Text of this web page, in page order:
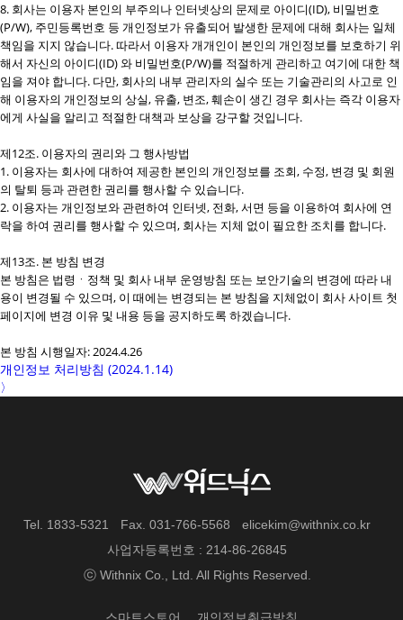
8. 회사는 이용자 본인의 부주의나 인터넷상의 문제로 아이디(ID), 비밀번호
(P/W), 주민등록번호 등 개인정보가 유출되어 발생한 문제에 대해 회사는 일체
책임을 지지 않습니다. 따라서 이용자 개개인이 본인의 개인정보를 보호하기 위
해서 자신의 아이디(ID) 와 비밀번호(P/W)를 적절하게 관리하고 여기에 대한 책
임을 져야 합니다. 다만, 회사의 내부 관리자의 실수 또는 기술관리의 사고로 인
해 이용자의 개인정보의 상실, 유출, 변조, 훼손이 생긴 경우 회사는 즉각 이용자
에게 사실을 알리고 적절한 대책과 보상을 강구할 것입니다.
제12조. 이용자의 권리와 그 행사방법
1. 이용자는 회사에 대하여 제공한 본인의 개인정보를 조회, 수정, 변경 및 회원
의 탈퇴 등과 관련한 권리를 행사할 수 있습니다.
2. 이용자는 개인정보와 관련하여 인터넷, 전화, 서면 등을 이용하여 회사에 연
락을 하여 권리를 행사할 수 있으며, 회사는 지체 없이 필요한 조치를 합니다.
제13조. 본 방침 변경
본 방침은 법령ㆍ정책 및 회사 내부 운영방침 또는 보안기술의 변경에 따라 내
용이 변경될 수 있으며, 이 때에는 변경되는 본 방침을 지체없이 회사 사이트 첫
페이지에 변경 이유 및 내용 등을 공지하도록 하겠습니다.
본 방침 시행일자: 2024.4.26
개인정보 처리방침 (2024.1.14)
〉
Tel. 1833-5321 Fax. 031-766-5568
elicekim@withnix.co.kr
사업자등록번호 : 214-86-26845
ⓒ Withnix Co., Ltd. All Rights Reserved.